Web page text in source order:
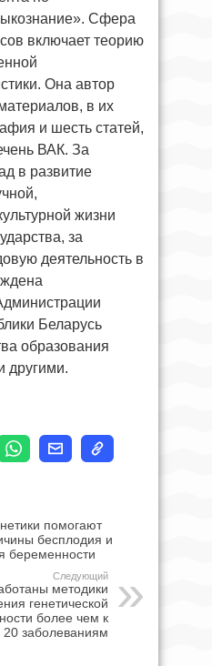
Сфера
включает теорию
Она автор
в их
и шесть статей,
ВАК. За
в развитие
жизни
за
деятельность в
Беларусь
образования
другими.
помогают
бесплодия и
беременности
Следующий
методики
генетической
более чем к
20 заболеваниям